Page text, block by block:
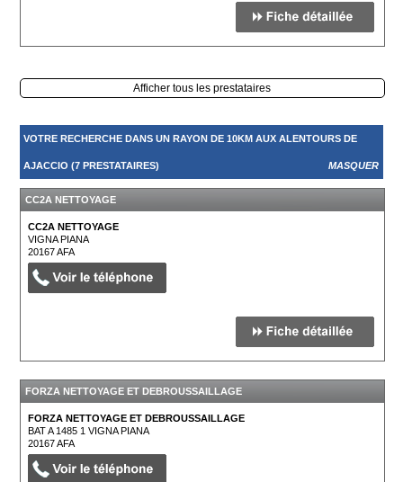
Afficher tous les prestataires
VOTRE RECHERCHE DANS UN RAYON DE 10KM AUX ALENTOURS DE
AJACCIO (7 PRESTATAIRES) MASQUER
CC2A NETTOYAGE
CC2A NETTOYAGE
VIGNA PIANA
20167AFA
FORZA NETTOYAGE ET DEBROUSSAILLAGE
FORZA NETTOYAGE ET DEBROUSSAILLAGE
BAT A 1485 1 VIGNA PIANA
20167AFA